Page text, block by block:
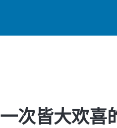
一次皆大欢喜